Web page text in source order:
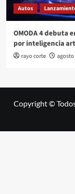
Autos
OMODA 4 debuta
por inteligencia
rayo corte agosto
Copyright ©